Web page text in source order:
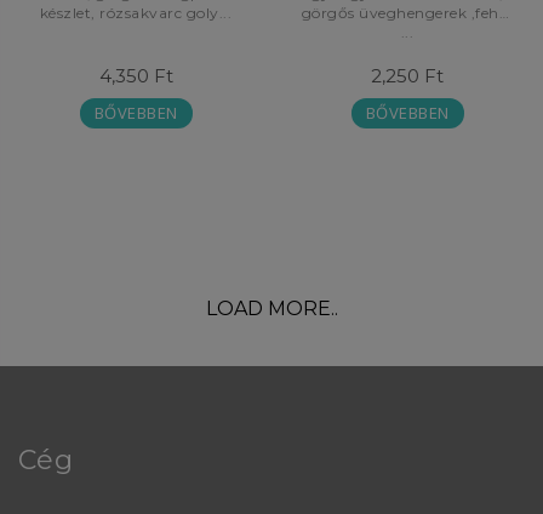
készlet, rózsakvarc goly...
4,350 Ft
BŐVEBBEN
görgős üveghengerek ,fehér
...
2,250 Ft
BŐVEBBEN
LOAD MORE..
Cég